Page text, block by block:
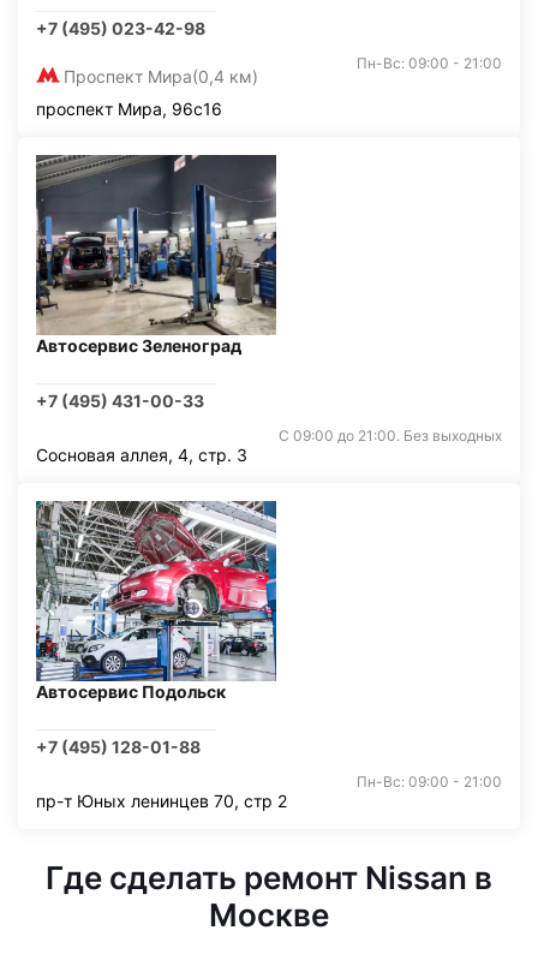
+7 (495) 023-42-98
Проспект Мира(0,4 км)
Пн-Вс: 09:00 - 21:00
проспект Мира, 96с16
Автосервис Зеленоград
+7 (495) 431-00-33
С 09:00 до 21:00. Без выходных
Сосновая аллея, 4, стр. 3
Автосервис Подольск
+7 (495) 128-01-88
Пн-Вс: 09:00 - 21:00
пр-т Юных ленинцев 70, стр 2
Где сделать ремонт Nissan в
Москве